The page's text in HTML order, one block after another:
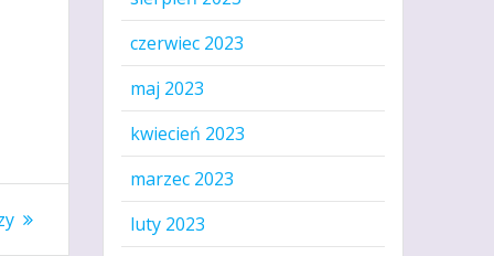
czerwiec 2023
maj 2023
kwiecień 2023
marzec 2023
luty 2023